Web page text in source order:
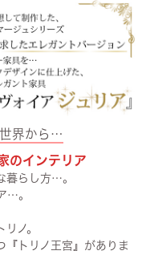
世界から…
のインテリア
暮らし方…。
…。
ノ。
『トリノ王宮』がありま